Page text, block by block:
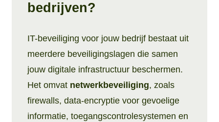
bedrijven?
IT-beveiliging voor jouw bedrijf bestaat uit
meerdere beveiligingslagen die samen
jouw digitale infrastructuur beschermen.
Het omvat netwerkbeveiliging, zoals
firewalls, data-encryptie voor gevoelige
informatie, toegangscontrolesystemen en